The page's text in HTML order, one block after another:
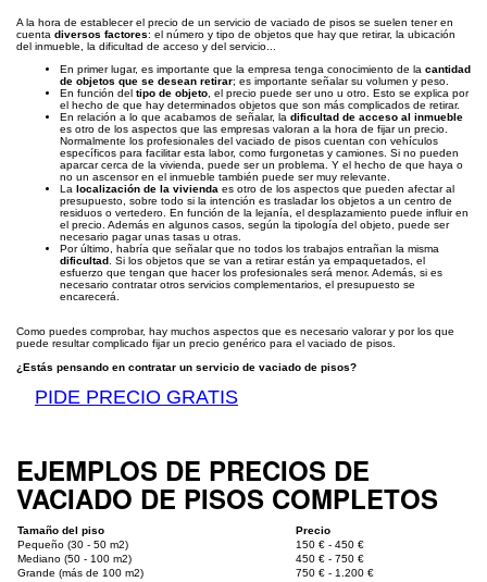
A la hora de establecer el precio de un servicio de vaciado de pisos se suelen tener en
cuenta diversos factores: el número y tipo de objetos que hay que retirar, la ubicación
del inmueble, la dificultad de acceso y del servicio...
En primer lugar, es importante que la empresa tenga conocimiento de la cantidad
de objetos que se desean retirar; es importante señalar su volumen y peso.
En función del tipo de objeto, el precio puede ser uno u otro. Esto se explica por
el hecho de que hay determinados objetos que son más complicados de retirar.
En relación a lo que acabamos de señalar, la dificultad de acceso al inmueble
es otro de los aspectos que las empresas valoran a la hora de fijar un precio.
Normalmente los profesionales del vaciado de pisos cuentan con vehículos
específicos para facilitar esta labor, como furgonetas y camiones. Si no pueden
aparcar cerca de la vivienda, puede ser un problema. Y el hecho de que haya o
no un ascensor en el inmueble también puede ser muy relevante.
La localización de la vivienda es otro de los aspectos que pueden afectar al
presupuesto, sobre todo si la intención es trasladar los objetos a un centro de
residuos o vertedero. En función de la lejanía, el desplazamiento puede influir en
el precio. Además en algunos casos, según la tipología del objeto, puede ser
necesario pagar unas tasas u otras.
Por último, habría que señalar que no todos los trabajos entrañan la misma
dificultad. Si los objetos que se van a retirar están ya empaquetados, el
esfuerzo que tengan que hacer los profesionales será menor. Además, si es
necesario contratar otros servicios complementarios, el presupuesto se
encarecerá.
Como puedes comprobar, hay muchos aspectos que es necesario valorar y por los que
puede resultar complicado fijar un precio genérico para el vaciado de pisos.
¿Estás pensando en contratar un servicio de vaciado de pisos?
PIDE PRECIO GRATIS
EJEMPLOS DE PRECIOS DE
VACIADO DE PISOS COMPLETOS
Tamaño del piso
Precio
Pequeño (30 - 50 m2)
150 € - 450 €
Mediano (50 - 100 m2)
450 € - 750 €
Grande (más de 100 m2)
750 € - 1.200 €